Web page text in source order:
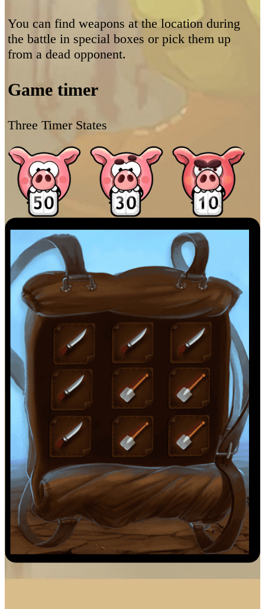
You can find weapons at the location during
the battle in special boxes or pick them up
from a dead opponent.
Game timer
Three Timer States